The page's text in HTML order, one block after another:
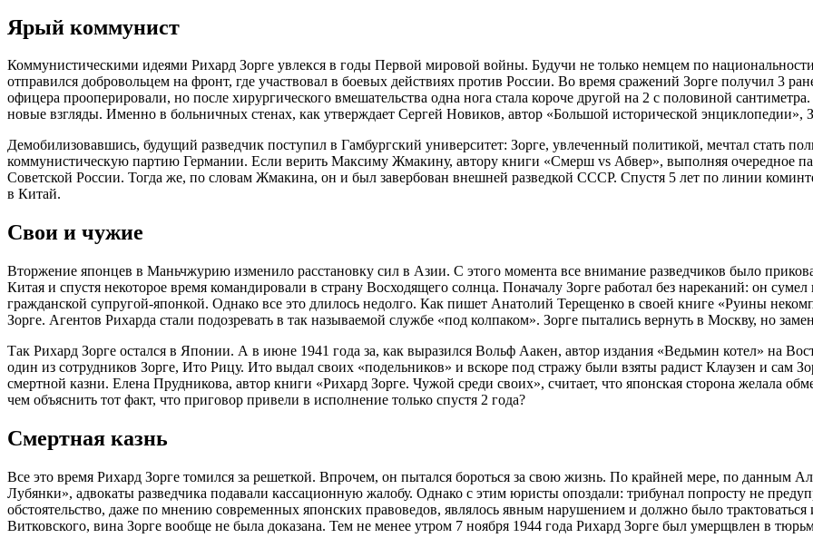
Ярый коммунист
Коммунистическими идеями Рихард Зорге увлекся в годы Первой мировой войны. Будучи не только немцем по
отправился добровольцем на фронт, где участвовал в боевых действиях против России. Во время сражений Зорге получил 3
офицера прооперировали, но после хирургического вмешательства одна нога стала короче другой на 2 с половиной
новые взгляды. Именно в больничных стенах, как утверждает Сергей Новиков, автор «Большой исторической энциклопедии»,
Демобилизовавшись, будущий разведчик поступил в Гамбургский университет: Зорге, увлеченный политикой, мечтал стать
коммунистическую партию Германии. Если верить Максиму Жмакину, автору книги «Смерш vs Абвер», выполняя очередное
Советской России. Тогда же, по словам Жмакина, он и был завербован внешней разведкой СССР. Спустя 5 лет по линии
в Китай.
Свои и чужие
Вторжение японцев в Маньчжурию изменило расстановку сил в Азии. С этого момента все внимание разведчиков было
Китая и спустя некоторое время командировали в страну Восходящего солнца. Поначалу Зорге работал без нареканий: он
гражданской супругой-японкой. Однако все это длилось недолго. Как пишет Анатолий Терещенко в своей книге «Руины
Зорге. Агентов Рихарда стали подозревать в так называемой службе «под колпаком». Зорге пытались вернуть в Москву, но
Так Рихард Зорге остался в Японии. А в июне 1941 года за, как выразился Вольф Аакен, автор издания «Ведьмин котел» на
один из сотрудников Зорге, Ито Рицу. Ито выдал своих «подельников» и вскоре под стражу были взяты радист Клаузен и сам
смертной казни. Елена Прудникова, автор книги «Рихард Зорге. Чужой среди своих», считает, что японская сторона желала
чем объяснить тот факт, что приговор привели в исполнение только спустя 2 года?
Смертная казнь
Все это время Рихард Зорге томился за решеткой. Впрочем, он пытался бороться за свою жизнь. По крайней мере, по данным
Лубянки», адвокаты разведчика подавали кассационную жалобу. Однако с этим юристы опоздали: трибунал попросту не
обстоятельство, даже по мнению современных японских правоведов, являлось явным нарушением и должно было
Витковского, вина Зорге вообще не была доказана. Тем не менее утром 7 ноября 1944 года Рихард Зорге был умерщвлен в